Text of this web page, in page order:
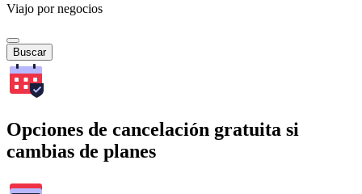
Viajo por negocios
Buscar
Opciones de cancelación gratuita si
cambias de planes